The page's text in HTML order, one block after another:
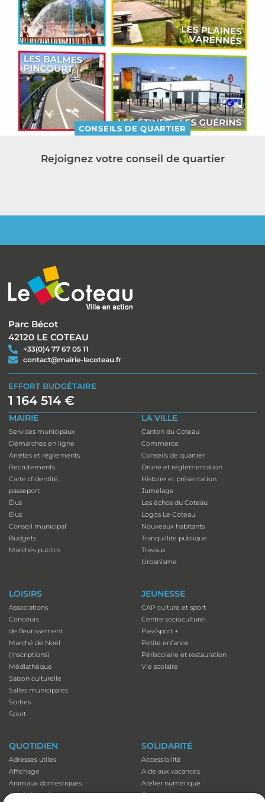
CONSEILS DE QUARTIER
Rejoignez votre conseil de quartier
Parc Bécot
42120 LE COTEAU
+33(0)4 77 67 05 11
contact@mairie-lecoteau.fr
EFFORT BUDGÉTAIRE
1 164 514 €
MAIRIE
Services municipaux
Démarches en ligne
Arrêtés et réglements
Recrutements
Carte d’identité,
passeport
Élus
Élus
Conseil municipal
Budgets
Marchés publics
LA VILLE
Canton du Coteau
Commerce
Conseils de quartier
Drone et réglementation
Histoire et présentation
Jumelage
Les échos du Coteau
Logos Le Coteau
Nouveaux habitants
Tranquillité publique
Travaux
Urbanisme
LOISIRS
Associations
Concours
de fleurissement
Marché de Noël
(Inscriptions)
Médiathèque
Saison culturelle
Salles municipales
Sorties
Sport
JEUNESSE
CAP culture et sport
Centre socioculturel
Pass’sport +
Petite enfance
Périscolaire et restauration
Vie scolaire
QUOTIDIEN
Adresses utiles
Affichage
Animaux domestiques
Appli illiwap©
SOLIDARITÉ
Accessibilité
Aide aux vacances
Atelier numérique
Carte séniors